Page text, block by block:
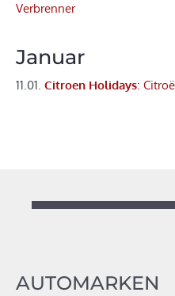
Verbrenner
Januar
11.01. Citroen Holidays:
AUTOMARKEN